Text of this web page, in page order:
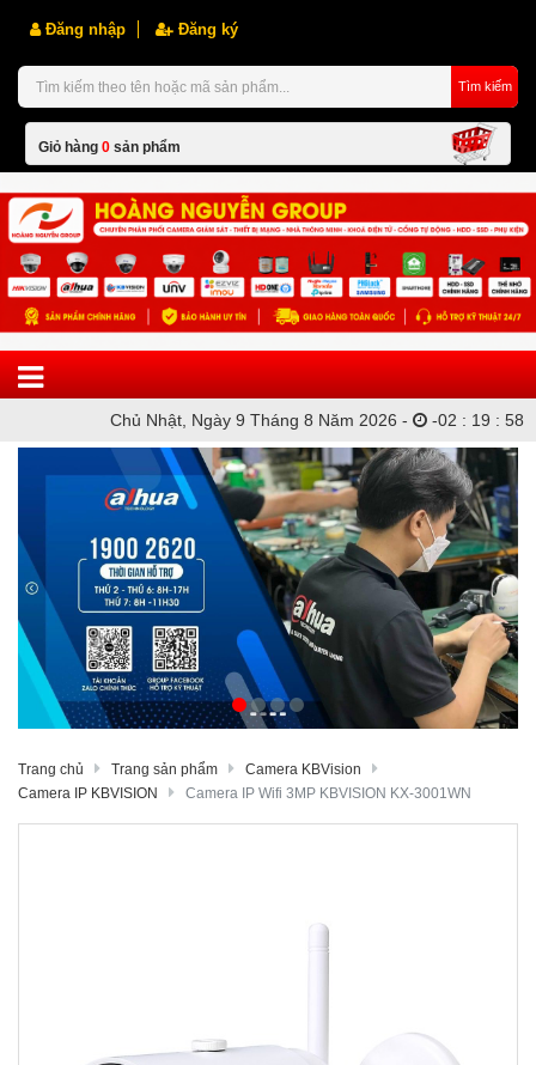
Đăng nhập Đăng ký
Tìm kiếm
Giỏ hàng 0 sản phẩm
Chủ Nhật, Ngày 9 Tháng 8 Năm 2026 - -02 : 19 : 58
Trang chủ Trang sản phẩm
Camera KBVision
Camera IP KBVISION
Camera IP Wifi 3MP KBVISION KX-3001WN